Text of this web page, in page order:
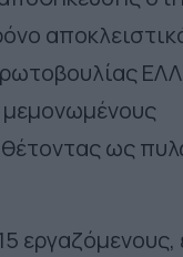
μεμονωμένους
ως
εργαζόμενους,